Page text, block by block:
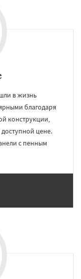
в жизнь
благодаря
конструкции,
цене.
с пенным